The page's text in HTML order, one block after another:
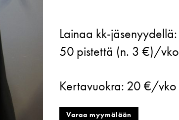
Pitkähihainen
paita
42
määrä
Lainaa kk-jäsenyydellä:
50 pistettä (n. 3 €)/vko
Kertavuokra: 20 €/vko
Varaa myymälään